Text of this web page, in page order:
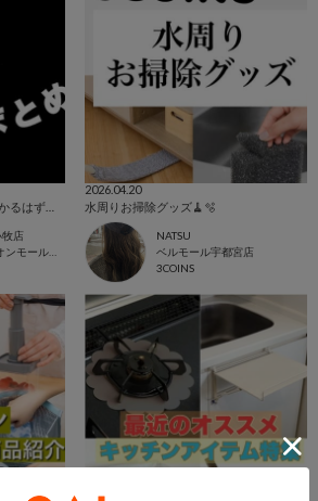
牧店
3COINS+plus イオンモール苫小牧店
2026.04.20
水周りお掃除グッズ🧹🫧
NATSU
ベルモール宇都宮店
3COINS